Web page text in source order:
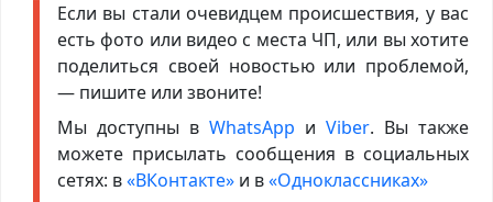
Если вы стали очевидцем происшествия, у вас
есть фото или видео с места ЧП, или вы хотите
поделиться своей новостью или проблемой,
— пишите или звоните!
Мы доступны в WhatsApp иViber. Вы также
можете присылать сообщения в социальных
сетях: в«ВКонтакте»и в«Одноклассниках»